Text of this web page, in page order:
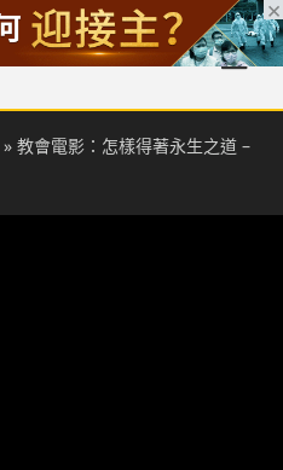
基督徒見證 信仰解答 聖經
» 教會電影：怎樣得著永生之道 –